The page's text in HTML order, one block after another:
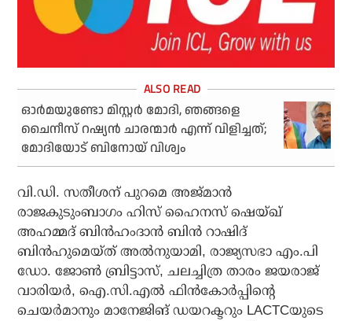
ഓര്‍മയുണ്ടോ മിസ്റ്റര്‍ മോദി, ഞങ്ങളെ
ചൈനീസ് റഷ്യന്‍ ചാരന്മാര്‍ എന്ന് വിളിച്ചത്;
മോദിയോട് ബിനോയ് വിശ്വം
വി.ഡി. സതീശന് പുറമെ അജ്മാന്‍
രാജകുടുംബാഗം ഹിസ് ഹൈനസ് ഷെയ്ഖ്
അഹമ്മദ് ബിന്‍ഹംദാന്‍ ബിന്‍ റാഷിദ്
ബിന്‍ഹുമെയ്ത് അല്‍നുയാമി, രാജ്യസഭാ എം.പി
ഡോ. ജോണ്‍ ബ്രിട്ടാസ്, ചലച്ചിത്ര താരം ജയരാജ്
വാരിയര്‍, ഐ.സി.എല്‍ ഫിന്‍കോര്‍പ്പിന്റെ
ചെയര്‍മാനും മാനേജിങ് ഡയറക്ടറും LACTCയുടെ